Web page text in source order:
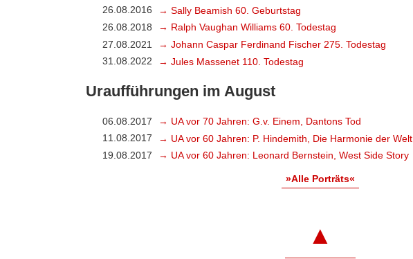
26.08.2016
→ Sally Beamish 60. Geburtstag
26.08.2018
→ Ralph Vaughan Williams 60. Todestag
27.08.2021
→ Johann Caspar Ferdinand Fischer 275. Todestag
31.08.2022
→ Jules Massenet 110. Todestag
Uraufführungen im August
06.08.2017
→ UA vor 70 Jahren: G.v. Einem, Dantons Tod
11.08.2017
→ UA vor 60 Jahren: P. Hindemith, Die Harmonie der Welt
19.08.2017
→ UA vor 60 Jahren: Leonard Bernstein, West Side Story
»Alle Porträts«
▲